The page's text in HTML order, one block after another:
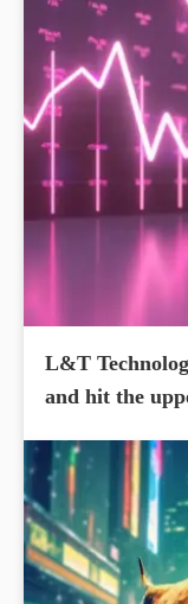
L&T
and hit the